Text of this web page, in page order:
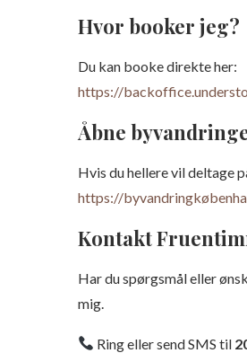
Hvor booker jeg?
Du kan booke direkte her:
https://
Åbne
Hvis du hellere vil deltage
https://
Kontakt
Har du spørgsmål eller
mig.
Ring eller send SMS til